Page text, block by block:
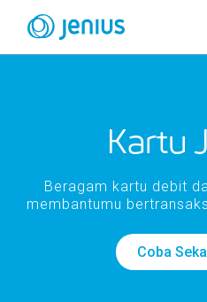
Kartu
Beragam kartu debit
membantumu
Coba